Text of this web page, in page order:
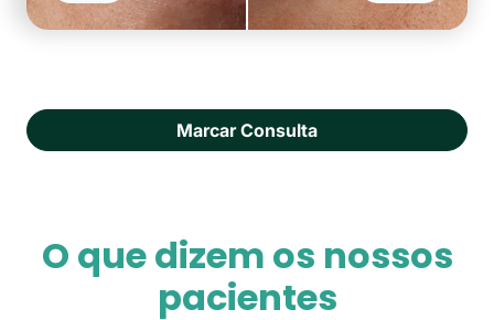
Marcar Consulta
O que dizem os nossos
pacientes